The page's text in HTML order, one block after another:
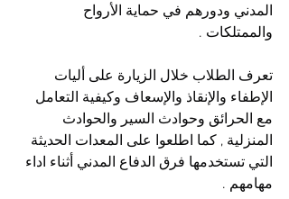
المدني ودورهم في حماية الأرواح
والممتلكات .
تعرف الطلاب خلال الزيارة على أليات
الإطفاء والإنقاذ والإسعاف وكيفية التعامل
مع الحرائق وحوادث السير والحوادث
المنزلية , كما اطلعوا على المعدات الحديثة
التي تستخدمها فرق الدفاع المدني أثناء اداء
مهامهم .